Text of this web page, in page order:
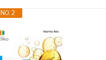
2